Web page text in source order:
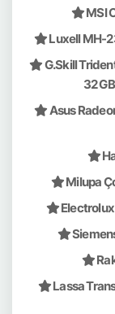
MSI
Luxell MH-
G.Skill
32
Asus
Milupa
Electrolux
Lassa